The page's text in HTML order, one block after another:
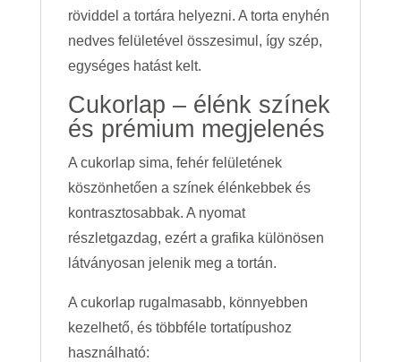
röviddel a tortára helyezni. A torta enyhén
nedves felületével összesimul, így szép,
egységes hatást kelt.
Cukorlap – élénk színek
és prémium megjelenés
A cukorlap sima, fehér felületének
köszönhetően a színek élénkebbek és
kontrasztosabbak. A nyomat
részletgazdag, ezért a grafika különösen
látványosan jelenik meg a tortán.
A cukorlap rugalmasabb, könnyebben
kezelhető, és többféle tortatípushoz
használható: